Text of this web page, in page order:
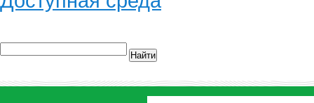
Найти